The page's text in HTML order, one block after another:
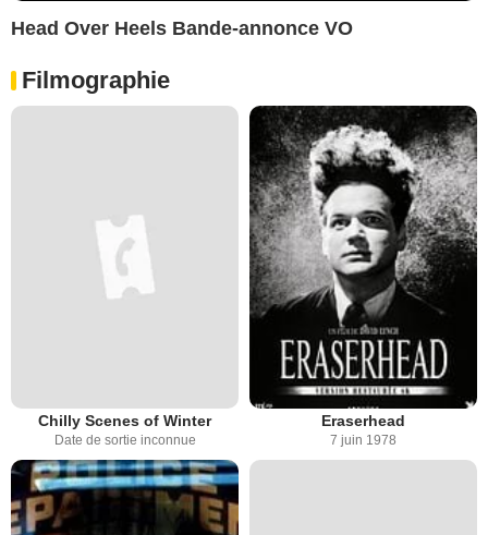
Head Over Heels Bande-annonce VO
Filmographie
Chilly Scenes of Winter
Date de sortie inconnue
Eraserhead
7 juin 1978